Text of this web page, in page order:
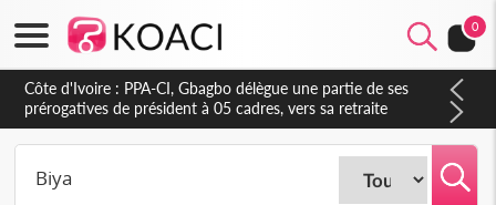
0
Mali : Le JNIM revendique l'attaque d'une caserne à San, au
moins 10 militaires tués